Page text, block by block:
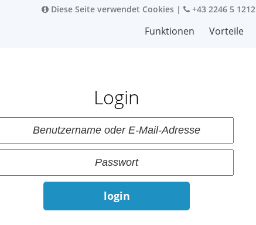
Diese Seite verwendet Cookies | +43 2246 5 1212
Funktionen Vorteile
Login
login